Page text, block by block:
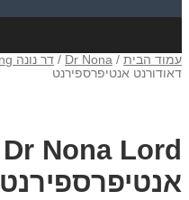
עמוד הבית /
Dr Nona
/ דר נונה Cleansing טיפוח
דאודורנט אנטיפרספירנט
אנטיפרספירנט